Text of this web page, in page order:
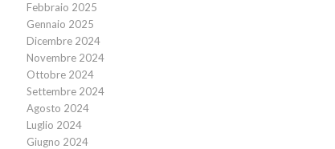
Febbraio 2025
Gennaio 2025
Dicembre 2024
Novembre 2024
Ottobre 2024
Settembre 2024
Agosto 2024
Luglio 2024
Giugno 2024